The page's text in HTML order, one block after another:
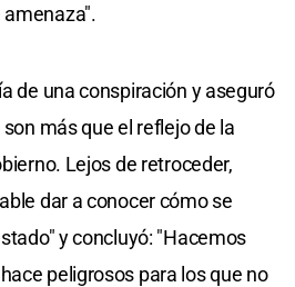
de una conspiración y aseguró
más que el reflejo de la
Lejos de retroceder,
dar a conocer cómo se
y concluyó: "Hacemos
peligrosos para los que no